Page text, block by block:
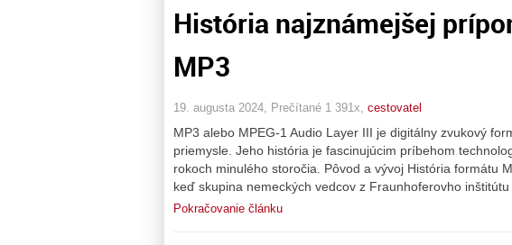
História najznámejšej
MP3
19. augusta 2024, Prečítané 1 391x, cestovatel
MP3 alebo MPEG-1 Audio Layer III je digitálny zvukový
priemysle. Jeho história je fascinujúcim príbehom
rokoch minulého storočia. Pôvod a vývoj História formátu
keď skupina nemeckých vedcov z Fraunhoferovho
Pokračovanie článku